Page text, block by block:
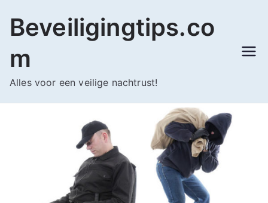
naar
inhoud
Beveiligingtips.co
m
Alles voor een veilige nachtrust!